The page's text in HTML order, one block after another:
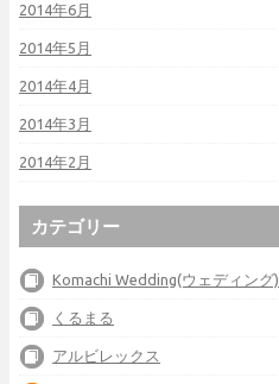
2014年6月
2014年5月
2014年4月
2014年3月
2014年2月
カテゴリー
Komachi Wedding(ウェディング)
くるまる
アルビレックス